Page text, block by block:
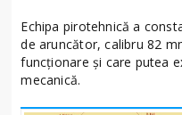
Echipa pirotehnică a
de aruncător, calibru 82
funcționare și care putea
mecanică.